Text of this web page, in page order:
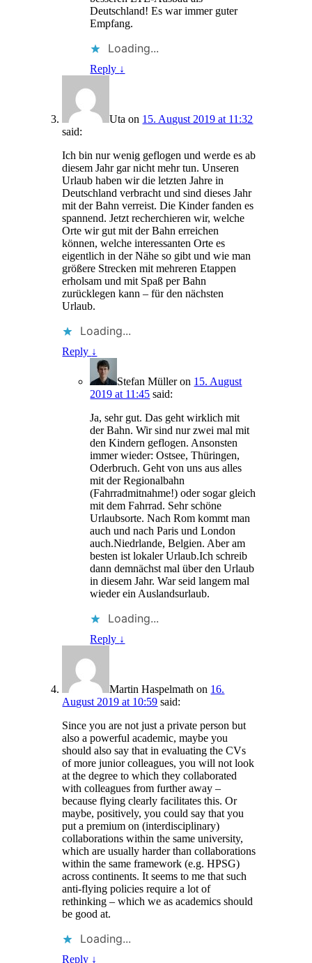
Deutschland! Es war immer guter
Empfang.
Loading...
Reply ↓
Uta on 15. August 2019 at 11:32
said:
Ich bin nur wenig geflogen und werde es ab
diesem Jahr gar nicht mehr tun. Unseren
Urlaub haben wir die letzten Jahre in
Deutschland verbracht und sind dieses Jahr
mit der Bahn verreist. Die Kinder fanden es
spannend. Jetzt recherchieren wir, welche
Orte wir gut mit der Bahn erreichen
können, welche interessanten Orte es
eigentlich in der Nähe so gibt und wie man
größere Strecken mit mehreren Etappen
erholsam und mit Spaß per Bahn
zurücklegen kann – für den nächsten
Urlaub.
Loading...
Reply ↓
Stefan Mülleron 15. August
2019 at 11:45 said:
Ja, sehr gut. Das geht wirklich mit
der Bahn. Wir sind nur zwei mal mit
den Kindern geflogen. Ansonsten
immer wieder: Ostsee, Thüringen,
Oderbruch. Geht von uns aus alles
mit der Regionalbahn
(Fahrradmitnahme!) oder sogar gleich
mit dem Fahrrad. Sehr schöne
Urlaubsorte. Nach Rom kommt man
auch und nach Paris und London
auch.Niedrlande, Belgien. Aber am
besten ist lokaler Urlaub.Ich schreib
dann demnächst mal über den Urlaub
in diesem Jahr. War seid langem mal
wieder ein Auslandsurlaub.
Loading...
Reply ↓
Martin Haspelmath on 16.
August 2019 at 10:59 said:
Since you are not just a private person but
also a powerful academic, maybe you
should also say that in evaluating the CVs
of more junior colleagues, you will not look
at the degree to which they collaborated
with colleagues from further away –
because flying clearly facilitates this. Or
maybe, positively, you could say that you
put a premium on (interdisciplinary)
collaborations within the same university,
which are usually harder than collaborations
within the same framework (e.g. HPSG)
across continents. It seems to me that such
anti-flying policies require a lot of
rethinking – which we as academics should
be good at.
Loading...
Reply ↓